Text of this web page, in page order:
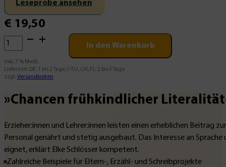
Leseprobe ansehen
€ 19,50
Chancen
frühkindlicher
Literalität
Menge
In den Warenkorb
inkl. 7 % MwSt.
Lieferzeit: DE: 1 bis 2 Tage // EU, CH, FL: 2 bis 5 Tage
zzgl.Versandkosten
»Chancen frühkindlicher
Erzieher:innen und Lehrer:innen leisten einen erheblichen Beitrag
Personal genährt und stetig ausgebaut. Das Interesse an
eignet, erklärt Elke Schlösser kompetent.
Zahlreiche Beispiele für Eltern-, Erzähl- und Schreibprojekte